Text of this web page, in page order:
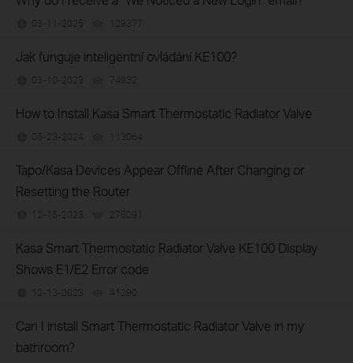
03-11-2025 129377
Jak funguje inteligentní ovládání KE100?
03-10-2023 74932
How to Install Kasa Smart Thermostatic Radiator Valve
05-23-2024 113064
Tapo/Kasa Devices Appear Offline After Changing or
Resetting the Router
12-15-2023 275091
Kasa Smart Thermostatic Radiator Valve KE100 Display
Shows E1/E2 Error code
12-13-2023 41290
Can I install Smart Thermostatic Radiator Valve in my
bathroom?